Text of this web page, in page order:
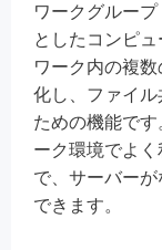
ワークグルー
としたコンピ
ワーク内の複
化し、ファイ
ための機能で
ーク環境でよ
で、サーバー
できます。